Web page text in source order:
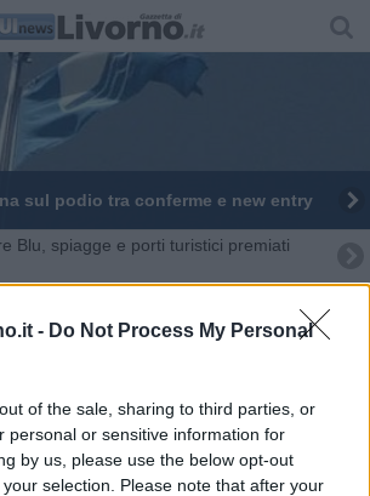
- Do Not Process My Personal
of the sale, sharing to third parties, or
personal or sensitive information for
by us, please use the below opt-out
selection. Please note that after your
sul podio tra conferme e new entry
Blu, spiagge e porti turistici premiati
e porti turistici, ecco le Bandiere Blu
"sempre più traffico in porto"
visita e degustazione di